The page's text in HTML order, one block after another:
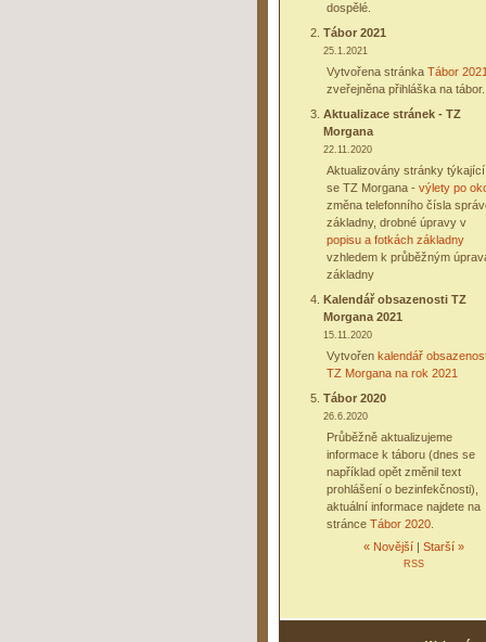
dospělé.
Tábor 2021
25.1.2021
Vytvořena stránka Tábor 2021
zveřejněna přihláška na tábor.
Aktualizace stránek - TZ
Morgana
22.11.2020
Aktualizovány stránky týkající
se TZ Morgana - výlety po
změna telefonního čísla
základny, drobné úpravy v
popisu a fotkách základny
vzhledem k průběžným
základny
Kalendář obsazenosti TZ
Morgana 2021
15.11.2020
Vytvořen kalendář
TZ Morgana na rok 2021
Tábor 2020
26.6.2020
Průběžně aktualizujeme
informace k táboru (dnes se
například opět změnil text
prohlášení o bezinfekčnosti),
aktuální informace najdete na
stránce Tábor 2020
« Novější| Starší »
RSS